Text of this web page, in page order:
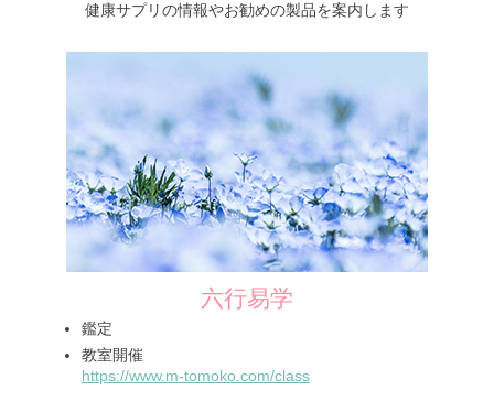
健康サプリの情報やお勧めの製品を案内します
六行易学
鑑定
教室開催
https://www.m-tomoko.com/class